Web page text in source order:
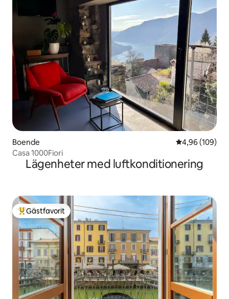
Boende 4,96 av 5 i
4,96 (109)
Casa 1000Fiori
Lägenheter med luftkonditionering
Populär gästfavorit
Gästfavorit